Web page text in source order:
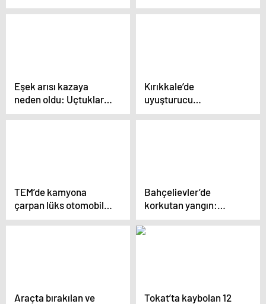
yaşanan kazalar
bastı
Eşek arısı kazaya
neden oldu: Uçtukları
göletin kıyısında
Kırıkkale’de
uyuşturucu
operasyonu: 19 gözaltı
TEM’de kamyona
çarpan lüks otomobil
kağıt gibi ezildi: 1 ölü, 2
Bahçelievler’de
korkutan yangın:
Tekstil deposu
kullanılamaz hale geldi
Araçta bırakılan ve
Tokat’ta kaybolan 12